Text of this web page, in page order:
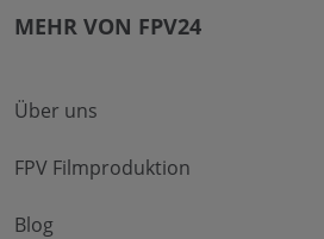
MEHR VON FPV24
Über uns
FPV Filmproduktion
Blog